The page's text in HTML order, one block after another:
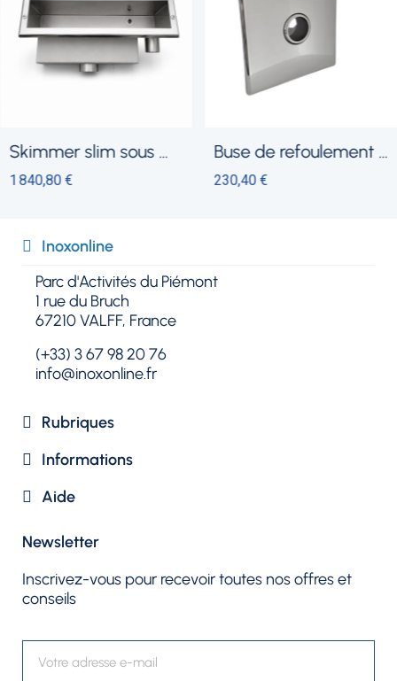
skimmer slim sous margelle
1 840,80 €
buse de refoulement plate carree
230,40 €
Inoxonline​
Parc d'Activités du Piémont
1 rue du Bruch
67210 VALFF, France
(+33) 3 67 98 20 76
info@inoxonline.fr
Rubriques​
Informations
Aide
Newsletter​
Inscrivez-vous pour recevoir toutes nos offres et
conseils